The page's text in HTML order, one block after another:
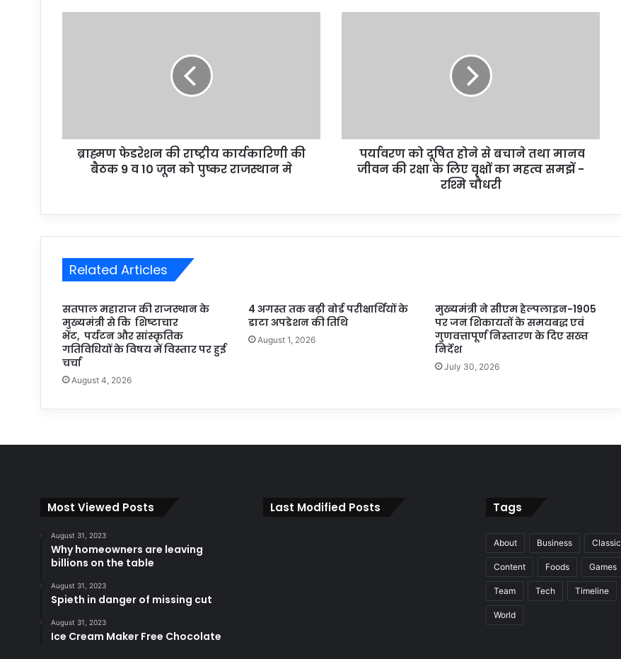
ब्राह्मण फेडरेशन की राष्ट्रीय कार्यकारिणी की
बैठक 9 व 10 जून को पुष्कर राजस्थान मे
पर्यावरण को दूषित होने से बचाने तथा मानव
जीवन की रक्षा के लिए वृक्षों का महत्व समझें -
रश्मि चौधरी
Related Articles
सतपाल महाराज की राजस्थान के
मुख्यमंत्री से कि शिष्टाचार
भेंट, पर्यटन और सांस्कृतिक
गतिविधियों के विषय में विस्तार पर हुई
चर्चा
August 4, 2026
4 अगस्त तक बढ़ी बोर्ड परीक्षार्थियों के
डाटा अपडेशन की तिथि
August 1, 2026
मुख्यमंत्री ने सीएम हेल्पलाइन-1905
पर जन शिकायतों के समयबद्ध एवं
गुणवत्तापूर्ण निस्तारण के दिए सख्त
निर्देश
July 30, 2026
Most Viewed Posts
August 31, 2023
Why homeowners are leaving
billions on the table
August 31, 2023
Spieth in danger of missing cut
August 31, 2023
Ice Cream Maker Free Chocolate
Last Modified Posts Tags
About Business Classic
Content Foods Games
Team Tech Timeline
World